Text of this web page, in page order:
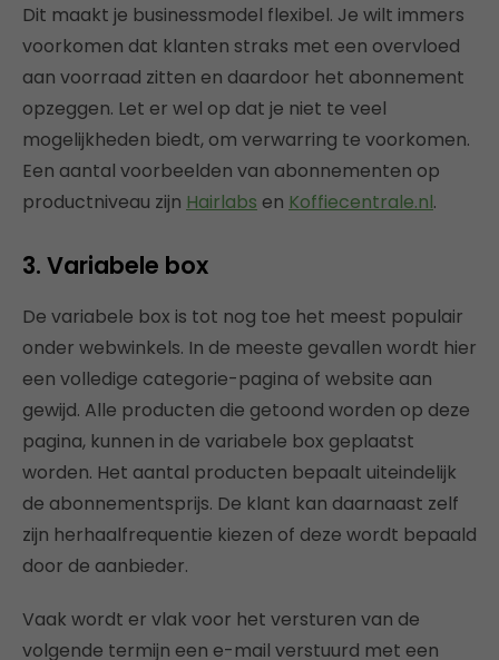
Dit maakt je businessmodel flexibel. Je wilt immers
voorkomen dat klanten straks met een overvloed
aan voorraad zitten en daardoor het abonnement
opzeggen. Let er wel op dat je niet te veel
mogelijkheden biedt, om verwarring te voorkomen.
Een aantal voorbeelden van abonnementen op
productniveau zijn Hairlabs en Koffiecentrale.nl.
3. Variabele box
De variabele box is tot nog toe het meest populair
onder webwinkels. In de meeste gevallen wordt hier
een volledige categorie-pagina of website aan
gewijd. Alle producten die getoond worden op deze
pagina, kunnen in de variabele box geplaatst
worden. Het aantal producten bepaalt uiteindelijk
de abonnementsprijs. De klant kan daarnaast zelf
zijn herhaalfrequentie kiezen of deze wordt bepaald
door de aanbieder.
Vaak wordt er vlak voor het versturen van de
volgende termijn een e-mail verstuurd met een